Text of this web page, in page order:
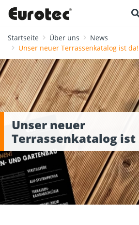
Startseite Über uns
News
Unser neuer Terrassenkatalog ist da!
Unser neuer
Terrassenkatalog ist